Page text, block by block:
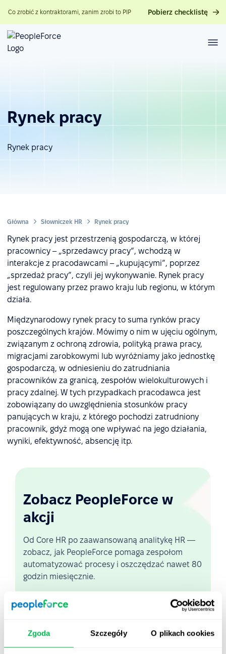
Zgoda Szczegóły O plikach cookies
Co zrobić z kontraktorami, zanim zrobi to PIP Pobierz checklistę
Rynek pracy
Rynek pracy
Główna Słowniczek HR Rynek pracy
Rynek pracy jest przestrzenią gospodarczą, w której
pracownicy – „sprzedawcy pracy”, wchodzą w
interakcje z pracodawcami – „kupującymi”, poprzez
„sprzedaż pracy”, czyli jej wykonywanie. Rynek pracy
jest regulowany przez prawo kraju lub regionu, w którym
działa.
Międzynarodowy rynek pracy to suma rynków pracy
poszczególnych krajów. Mówimy o nim w ujęciu ogólnym,
związanym z ochroną zdrowia, polityką prawa pracy,
migracjami zarobkowymi lub wyróżniamy jako jednostkę
gospodarczą, w odniesieniu do zatrudniania
pracowników za granicą, zespołów wielokulturowych i
pracy zdalnej. W tych przypadkach pracodawca jest
zobowiązany do uwzględnienia stosunków pracy
panujących w kraju, z którego pochodzi zatrudniony
pracownik, gdyż mogą one wpływać na jego działania,
wyniki, efektywność, absencję itp.
Zobacz PeopleForce w
akcji
Od Core HR po zaawansowaną analitykę HR —
zobacz, jak PeopleForce pomaga zespołom
automatyzować procesy i oszczędzać nawet 80
godzin miesięcznie.
Zobacz demo na żywo
Krótki przegląd platformy